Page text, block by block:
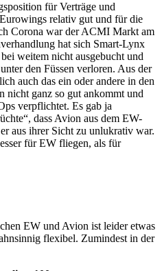
für Verträge und
relativ gut und für die
Corona war der ACMI Markt am
hat sich Smart-Lynx
weitem nicht ausgebucht und
den Füssen verloren. Aus der
auch das ein oder andere in den
nicht ganz so gut ankommt und
verpflichtet. Es gab ja
dass Avion aus dem EW-
aus ihrer Sicht zu unlukrativ war.
für EW fliegen, als für
EW und Avion ist leider etwas
flexibel. Zumindest in der